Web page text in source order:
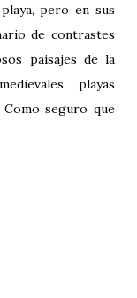
pero en sus
de contrastes
paisajes de la
playas
seguro que